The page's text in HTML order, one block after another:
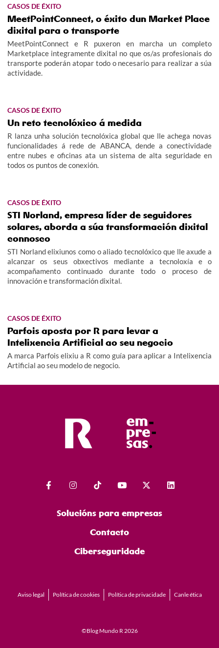
CASOS DE ÉXITO
MeetPointConnect, o éxito dun Market Place
dixital para o transporte
MeetPointConnect e R puxeron en marcha un completo
Marketplace integramente dixital no que os/as profesionais do
transporte poderán atopar todo o necesario para realizar a súa
actividade.
CASOS DE ÉXITO
Un reto tecnolóxico á medida
R lanza unha solución tecnolóxica global que lle achega novas
funcionalidades á rede de ABANCA, dende a conectividade
entre nubes e oficinas ata un sistema de alta seguridade en
todos os puntos de conexión.
CASOS DE ÉXITO
STI Norland, empresa líder de seguidores
solares, aborda a súa transformación dixital
connosco
STI Norland elixiunos como o aliado tecnolóxico que lle axude a
alcanzar os seus obxectivos mediante a tecnoloxía e o
acompañamento continuado durante todo o proceso de
innovación e transformación dixital.
CASOS DE ÉXITO
Parfois aposta por R para levar a
Intelixencia Artificial ao seu negocio
A marca Parfois elixiu a R como guía para aplicar a Intelixencia
Artificial ao seu modelo de negocio.
Solucións para empresas
Contacto
Ciberseguridade
Aviso legal Política de cookies Política de privacidade Canle ética
©Blog Mundo R 2026